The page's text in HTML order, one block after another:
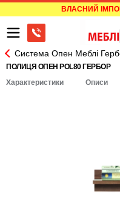
ВЛАСНИЙ
Система Опен Меблі
ПОЛИЦЯ ОПЕН POL80 ГЕРБОР
Характеристики
Описи